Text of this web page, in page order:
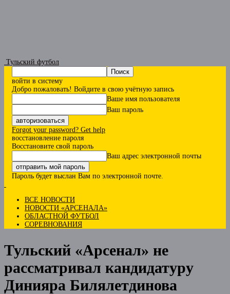
Тульский футбол
войти в систему
Добро пожаловать! Войдите в свою учётную запись
Ваше имя пользователя
Ваш пароль
Forgot your password? Get help
восстановление пароля
Восстановите свой пароль
Ваш адрес электронной почты
Пароль будет выслан Вам по электронной почте.
ВСЕ НОВОСТИ
НОВОСТИ «АРСЕНАЛА»
ОБЛАСТНОЙ ФУТБОЛ
СОРЕВНОВАНИЯ
Тульский «Арсенал» не
рассматривал кандидатуру
Динияра Билялетдинова